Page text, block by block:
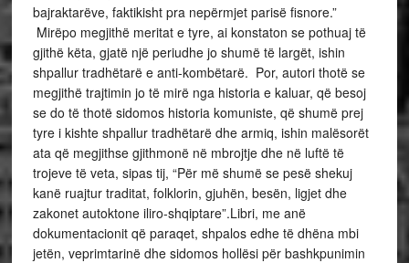
bajraktarëve, faktikisht pra nepërmjet parisë fisnore.”
Mirëpo megjithë meritat e tyre, ai konstaton se pothuaj të
gjithë këta, gjatë një periudhe jo shumë të largët, ishin
shpallur tradhëtarë e anti-kombëtarë. Por, autori thotë se
megjithë trajtimin jo të mirë nga historia e kaluar, që besoj
se do të thotë sidomos historia komuniste, që shumë prej
tyre i kishte shpallur tradhëtarë dhe armiq, ishin malësorët
ata që megjithse gjithmonë në mbrojtje dhe në luftë të
trojeve të veta, sipas tij, “Për më shumë se pesë shekuj
kanë ruajtur traditat, folklorin, gjuhën, besën, ligjet dhe
zakonet autoktone iliro-shqiptare”.Libri, me anë
dokumentacionit që paraqet, shpalos edhe të dhëna mbi
jetën, veprimtarinë dhe sidomos hollësi për bashkpunimin